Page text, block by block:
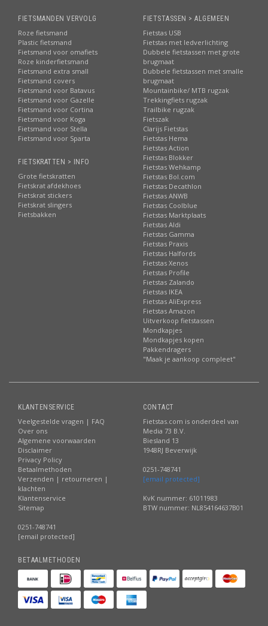
FIETSMANDEN VERVOLG
Roze fietsmand
Plastic fietsmand
Fietsmand voor omafiets
Roze kinderfietsmand
Fietsmand extra small
Fietsmand covers
Fietsmand voor Batavus
Fietsmand voor Gazelle
Fietsmand voor Cortina
Fietsmand voor Koga
Fietsmand voor Stella
Fietsmand voor Sparta
FIETSKRATTEN > INFO
Grote fietskratten
Fietskrat afdekhoes
Fietskrat stickers
Fietskrat slingers
Fietsbakken
FIETSTASSEN > ALGEMEEN
Fietstas USB
Fietstas met ledverlichting
Dubbele fietstassen met grote
brugmaat
Dubbele fietstassen met smalle
brugmaat
Mountainbike/ MTB rugzak
Trekkingfiets rugzak
Trailbike rugzak
Fietszak
Clarijs Fietstas
Fietstas Hema
Fietstas Action
Fietstas Blokker
Fietstas Wehkamp
Fietstas Bol.com
Fietstas Decathlon
Fietstas ANWB
Fietstas Coolblue
Fietstas Marktplaats
Fietstas Aldi
Fietstas Gamma
Fietstas Praxis
Fietstas Halfords
Fietstas Xenos
Fietstas Profile
Fietstas Zalando
Fietstas IKEA
Fietstas AliExpress
Fietstas Amazon
Uitverkoop fietstassen
Mondkapjes
Mondkapjes kopen
Pakkendragers
"Maak je aankoop compleet"
KLANTENSERVICE
Veelgestelde vragen | FAQ
Over ons
Algemene voorwaarden
Disclaimer
Privacy Policy
Betaalmethoden
Verzenden | retourneren |
klachten
Klantenservice
Sitemap
0251-748741
[email protected]
CONTACT
Fietstas.com is onderdeel van
Media 73 B.V.
Biesland 13
1948RJ Beverwijk
0251-748741
[email protected]
KvK nummer: 61011983
BTW nummer: NL854164637B01
BETAALMETHODEN